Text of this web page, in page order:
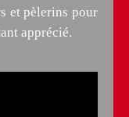
et pèlerins pour
apprécié.